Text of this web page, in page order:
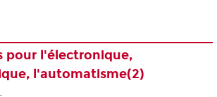
pour l'électronique,
l'automatisme(2)